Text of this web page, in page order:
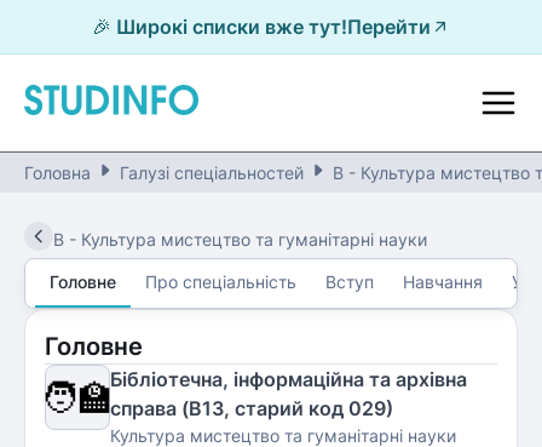
🎉 Широкі списки вже тут!Перейти
Головна Галузі спеціальностей B - Культура мистецтво
B - Культура мистецтво та гуманітарні науки
Головне Про спеціальність Вступ Навчання
Головне
🧑‍🏫Бібліотечна, інформаційна та архівна
справа (B13, старий код 029)
Культура мистецтво та гуманітарні науки